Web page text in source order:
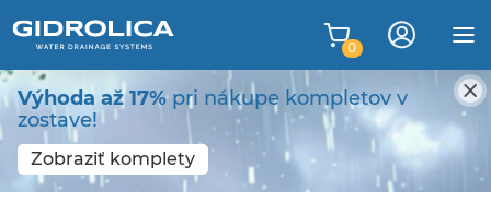
Výhoda až 17%pri nákupe kompletov v
zostave!
Zobraziť komplety
0